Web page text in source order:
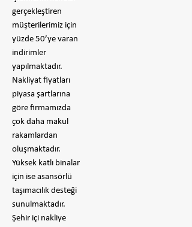
gerçekleştiren
müşterilerimiz için
yüzde 50’ye varan
indirimler
yapılmaktadır.
Nakliyat fiyatları
piyasa şartlarına
göre firmamızda
çok daha makul
rakamlardan
oluşmaktadır.
Yüksek katlı binalar
için ise asansörlü
taşımacılık desteği
sunulmaktadır.
Şehir içi nakliye